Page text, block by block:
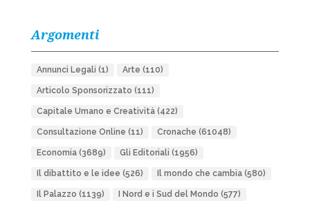
Argomenti
Annunci Legali (1) Arte (110)
Articolo Sponsorizzato (111)
Capitale Umano e Creatività(422)
Consultazione Online (11) Cronache (61048)
Economia(3689) Gli Editoriali (1956)
Il dibattito e le idee (526) Il mondo che cambia(580)
Il Palazzo (1139) I Nord e i Sud del Mondo (577)